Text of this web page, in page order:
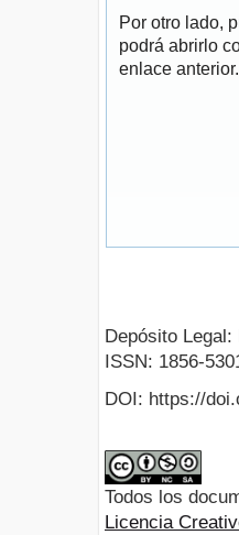
Por otro lado,
podrá abrirlo
enlace anterior.
Depósito
ISSN: 1856-
DOI: https://
Todos los
Licencia